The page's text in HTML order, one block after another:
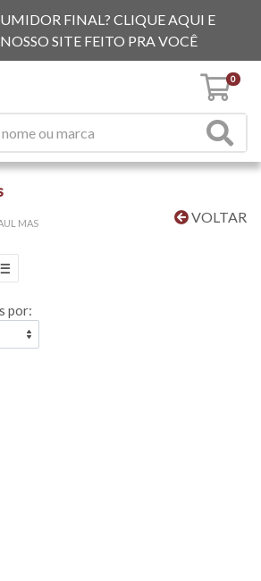
FINAL? CLIQUE AQUI E
SITE FEITO PRA VOCÊ
0
VOLTAR
MAS
por: